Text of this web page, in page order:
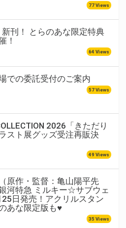
77 Views
刊！ とらのあな限定特典
！
64 Views
での委託受付のご案内
57 Views
2026「きただり
スト展グッズ受注再販決
49 Views
原作・監督：亀山陽平先
河特急 ミルキー☆サブウェ
日発売！アクリルスタン
あな限定版も♥
35 Views